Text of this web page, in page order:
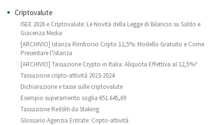
Criptovalute
ISEE 2026 e Criptovalute: Le Novità della Legge di Bilancio su Saldo e
Giacenza Media
[ARCHIVIO] Istanza Rimborso Cripto 12,5%: Modello Gratuito e Come
Presentare l’Istanza
[ARCHIVIO] Tassazione Crypto in Italia: Aliquota Effettiva al 12,5%?
Tassazione cripto-attività 2023-2024
Dichiarazione e tasse sulle criptovalute
Esempio superamento soglia €51.645,69
Tassazione Redditi da Staking
Glossario Agenzia Entrate: Cripto-attività